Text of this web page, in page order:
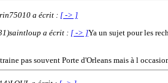
a écrit : [ -> ]
saintloup a écrit : [ -> ]Ya un sujet pour les
pas souvent Porte d'Orleans mais à l